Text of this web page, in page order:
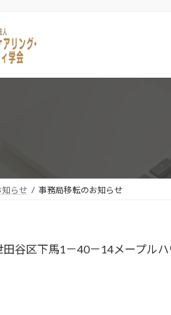
知らせ 事務局移転のお知らせ
谷区下馬1－40－14メープル